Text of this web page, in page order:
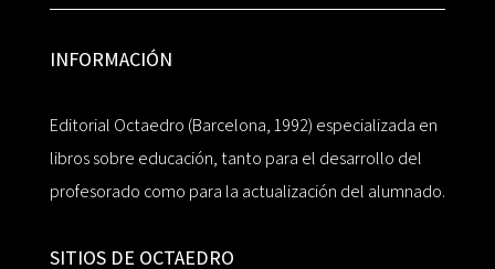
INFORMACIÓN
Editorial Octaedro (Barcelona, 1992) especializada en
libros sobre educación, tanto para el desarrollo del
profesorado como para la actualización del alumnado.
SITIOS DE OCTAEDRO